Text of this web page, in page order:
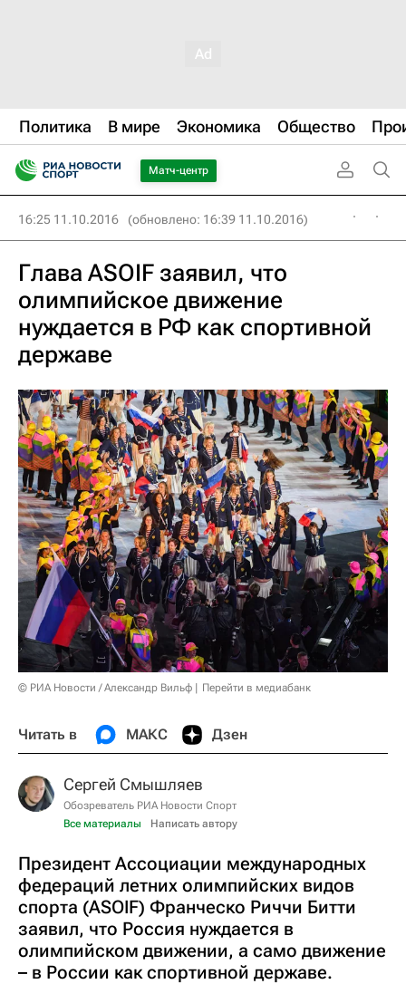
Политика В мире Экономика Общество
Матч-центр
16:25 11.10.2016 (обновлено: 16:39 11.10.2016)
Глава ASOIF заявил, что
олимпийское движение
нуждается в РФ как спортивной
державе
© РИА Новости / Александр Вильф Перейти в медиабанк
Читать в МАКС Дзен
Сергей Смышляев
Обозреватель РИА Новости Спорт
Все материалы
Написать автору
Президент Ассоциации международных
федераций летних олимпийских видов
спорта (ASOIF) Франческо Риччи Битти
заявил, что Россия нуждается в
олимпийском движении, а само движение
– в России как спортивной державе.